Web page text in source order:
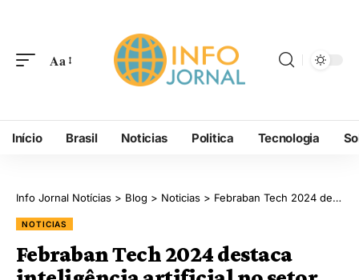
Aa
Início Brasil Noticias Politica Tecnologia
Info Jornal Notícias > Blog > Noticias > Febraban Tech 2024 destaca inteligência artificial no setor financeiro
NOTICIAS
Febraban Tech 2024 destaca